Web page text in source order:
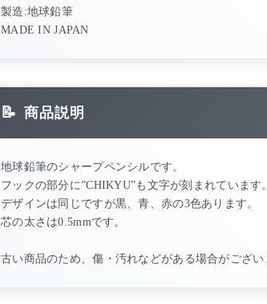
製造:地球鉛筆
MADE IN JAPAN
商品説明
地球鉛筆のシャープペンシルです。
フックの部分に”CHIKYU”も文字が刻まれています。
デザインは同じですが黒、青、赤の3色あります。
芯の太さは0.5mmです。
古い商品のため、傷・汚れなどがある場合がござ